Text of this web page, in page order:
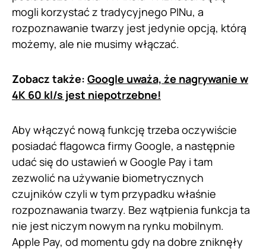
mogli korzystać z tradycyjnego PINu, a
rozpoznawanie twarzy jest jedynie opcją, którą
możemy, ale nie musimy włączać.
Zobacz także: Google uważa, że nagrywanie w
4K 60 kl/s jest niepotrzebne!
Aby włączyć nową funkcję trzeba oczywiście
posiadać flagowca firmy Google, a następnie
udać się do ustawień w Google Pay i tam
zezwolić na używanie biometrycznych
czujników czyli w tym przypadku właśnie
rozpoznawania twarzy. Bez wątpienia funkcja ta
nie jest niczym nowym na rynku mobilnym.
Apple Pay, od momentu gdy na dobre zniknęły